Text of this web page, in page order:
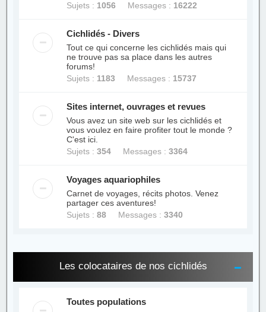
Sujets : 1056 Messages : 16222
Cichlidés - Divers
Tout ce qui concerne les cichlidés mais qui
ne trouve pas sa place dans les autres
forums!
Sujets : 1183 Messages : 15737
Sites internet, ouvrages et revues
Vous avez un site web sur les cichlidés et
vous voulez en faire profiter tout le monde ?
C'est ici.
Sujets :354 Messages :3364
Voyages aquariophiles
Carnet de voyages, récits photos. Venez
partager ces aventures!
Sujets :88 Messages :3340
Les colocataires de nos cichlidés
Toutes populations